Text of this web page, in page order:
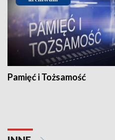
Pamięć i Tożsamość